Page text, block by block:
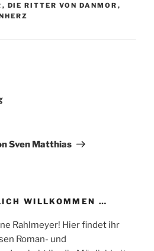
, DIE RITTER VON DANMOR ,
Sven Matthias
WILLKOMMEN …
Rahlmeyer! Hier findet ihr
Roman- und